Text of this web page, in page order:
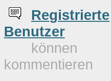
Registrierte
Benutzer
können
kommentieren